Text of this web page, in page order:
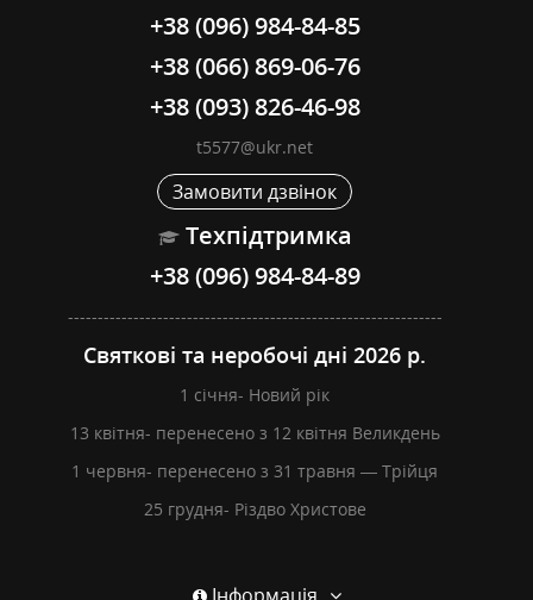
+38 (096) 984-84-85
+38 (066) 869-06-76
+38 (093) 826-46-98
t5577@ukr.net
Замовити дзвінок
Техпідтримка
+38 (096) 984-84-89
---------------------------------------------------------------
Святкові та неробочі дні 2026 р.
1 січня- Новий рік
13 квітня- перенесено з 12 квітня Великдень
1 червня- перенесено з 31 травня — Трійця
25 грудня- Різдво Христове